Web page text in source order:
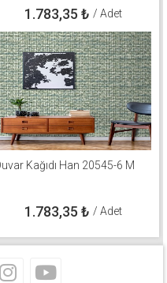
1.783,35 ₺ / Adet
Kağıdı Han 20545-6 M
1.783,35 ₺ / Adet